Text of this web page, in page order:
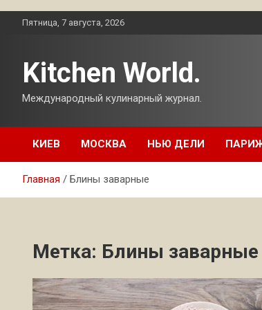
ПерейтиПятница, 7 августа, 2026
Kitchen World.
Международный кулинарный журнал.
КИЕВ МОСКВА НЬЮ ДЕЛИ
Главная Блины заварные
Метка: Блины заварные